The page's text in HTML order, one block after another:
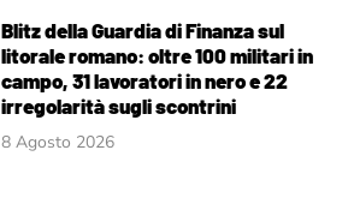
Blitz della Guardia di Finanza sul
litorale romano: oltre 100 militari in
campo, 31 lavoratori in nero e 22
irregolarità sugli scontrini
8 Agosto 2026